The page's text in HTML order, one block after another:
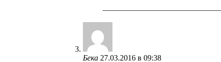
Бека 27.03.2016 в 09:38